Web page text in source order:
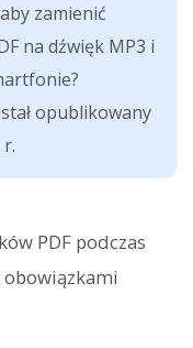
zamienić
na dźwięk MP3 i
opublikowany
PDF podczas